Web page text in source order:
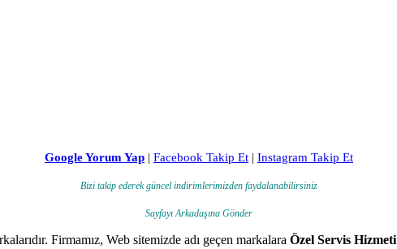
Google Yorum Yap | Facebook Takip Et | Instagram Takip Et
Bizi takip ederek güncel indirimlerimizden faydalanabilirsiniz
Sayfayı Arkadaşına Gönder
Firmamız, Web sitemizde adı geçen markalara Özel Servis Hizmeti